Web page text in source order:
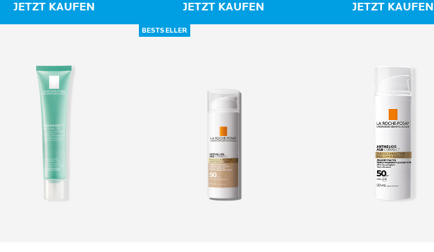
JETZT KAUFEN
BewertungenJETZT KAUFEN
BewertungenJETZT KAUFEN
BESTSELLER